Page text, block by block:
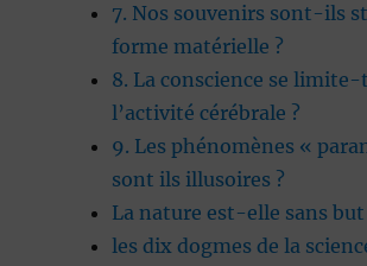
7. Nos souvenirs sont-ils
forme matérielle ?
8. La conscience se
l’activité cérébrale ?
9. Les phénomènes «
sont ils illusoires ?
La nature est-elle sans but
les dix dogmes de la